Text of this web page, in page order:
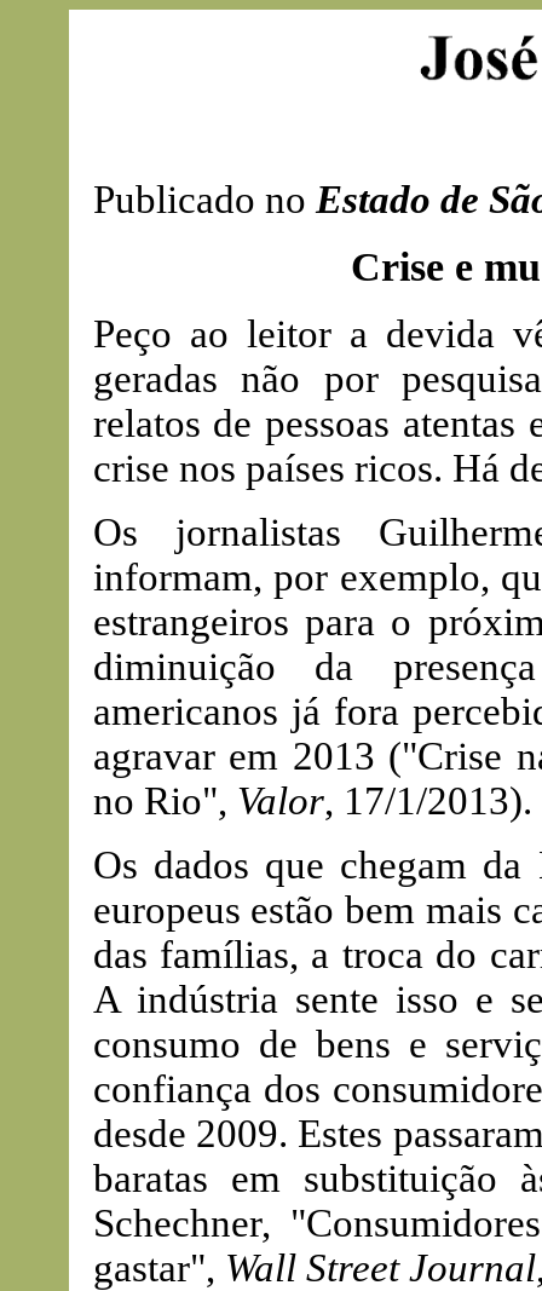
Publicado no Estado de
Crise e
Peço ao leitor a devida
geradas não por
relatos de pessoas
crise nos países ricos. Há
Os jornalistas
informam, por exemplo,
estrangeiros para o
diminuição da
americanos já fora
agravar em 2013 ("Crise
no Rio", Valor, 17/1/2013).
Os dados que chegam
europeus estão bem mais
das famílias, a troca do
A indústria sente isso e
consumo de bens e
confiança dos
desde 2009. Estes
baratas em substituição
Schechner,
gastar", Wall Street Journal